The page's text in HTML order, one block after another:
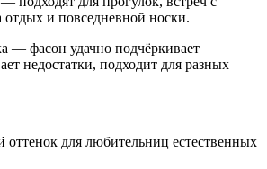
отдых и повседневной носки.
— фасон удачно подчёркивает
недостатки, подходит для разных
для любительниц естественных